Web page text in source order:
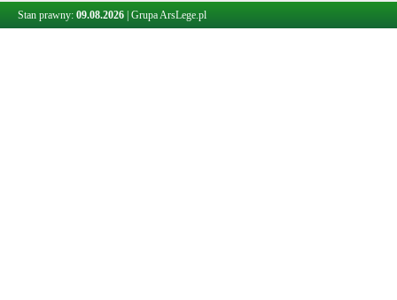
Stan prawny: 09.08.2026 Grupa ArsLege.pl